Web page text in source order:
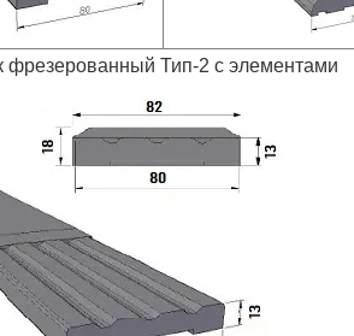
фрезерованный Тип-2 с элементами